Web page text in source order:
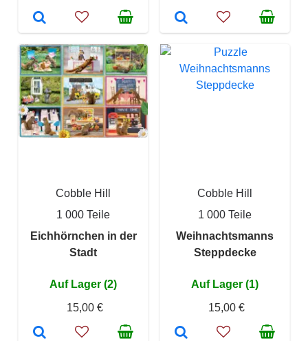
Cobble Hill
1 000 Teile
Eichhörnchen in der
Stadt
Auf Lager (2)
15,00 €
Cobble Hill
1 000 Teile
Weihnachtsmanns
Steppdecke
Auf Lager (1)
15,00 €